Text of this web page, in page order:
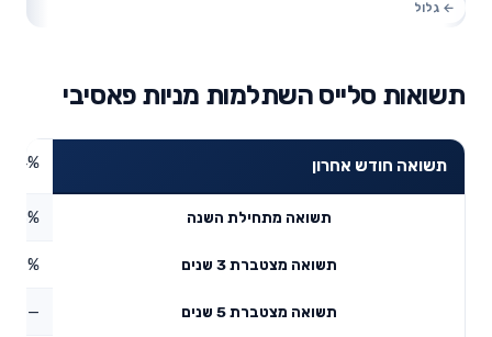
תשואות סלייס השתלמות מניות פאסיבי
תשואה חודש אחרון
תשואה מתחילת השנה
תשואה מצטברת 3 שנים
תשואה מצטברת 5 שנים —